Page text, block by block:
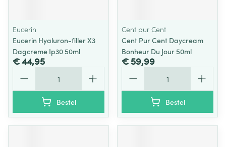
Eucerin
Eucerin Hyaluron-filler X3
Dagcreme Ip30 50ml
€ 44,95
Bestel
Cent pur Cent
Cent Pur Cent Daycream
Bonheur Du Jour 50ml
€ 59,99
Bestel